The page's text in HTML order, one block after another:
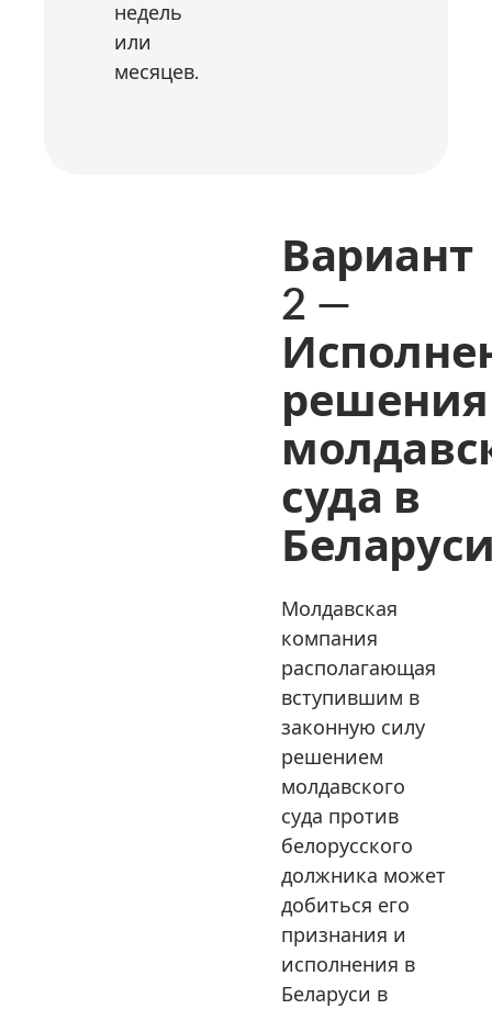
недель
или
месяцев.
Вариант
2 —
решения
суда в
Молдавская
компания
располагающая
вступившим в
законную силу
решением
молдавского
суда против
белорусского
должника может
добиться его
признания и
исполнения в
Беларуси в